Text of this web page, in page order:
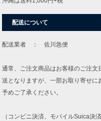
配送について
配送業者 ： 佐川急便
通常、ご注文商品はお客様のご注
送となりますが、一部お取り寄せに
予めご了承ください。
（コンビニ決済、モバイルSuica決済